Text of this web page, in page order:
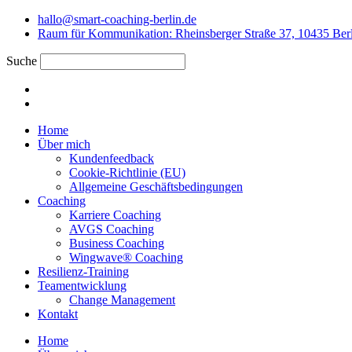
hallo@smart-coaching-berlin.de
Raum für Kommunikation: Rheinsberger Straße 37, 10435
Suche
Home
Über mich
Kundenfeedback
Cookie-Richtlinie (EU)
Allgemeine Geschäftsbedingungen
Coaching
Karriere Coaching
AVGS Coaching
Business Coaching
Wingwave® Coaching
Resilienz-Training
Teamentwicklung
Change Management
Kontakt
Home